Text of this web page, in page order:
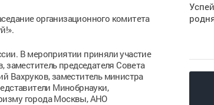
организационного комитета
В мероприятии приняли участие
председателя Совета
Вахруков, заместитель министра
Минобрнауки,
города Москвы, АНО